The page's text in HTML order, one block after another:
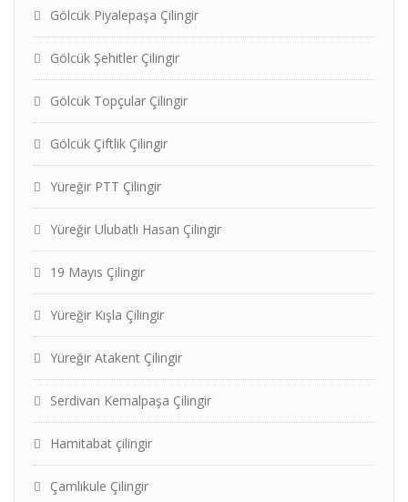
Gölcük Piyalepaşa Çilingir
Gölcük Şehitler Çilingir
Gölcük Topçular Çilingir
Gölcük Çiftlik Çilingir
Yüreğir PTT Çilingir
Yüreğir Ulubatlı Hasan Çilingir
19 Mayıs Çilingir
Yüreğir Kışla Çilingir
Yüreğir Atakent Çilingir
Serdivan Kemalpaşa Çilingir
Hamitabat çilingir
Çamlıkule Çilingir